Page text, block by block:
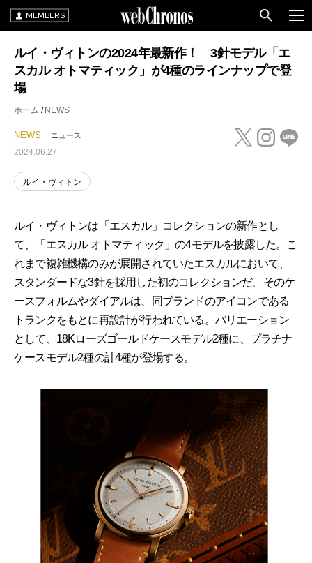
MEMBERS
ルイ・ヴィトンの2024年最新作！ 3針モデル「エ
スカル オトマティック」が4種のラインナップで登
場
ホーム NEWS
NEWS ニュース
2024.06.27
ルイ・ヴィトン
ルイ・ヴィトンは「エスカル」コレクションの新作とし
て、「エスカル オトマティック」の4モデルを披露した。こ
れまで複雑機構のみが展開されていたエスカルにおいて、
スタンダードな3針を採用した初のコレクションだ。そのケ
ースフォルムやダイアルは、同ブランドのアイコンである
トランクをもとに再設計が行われている。バリエーション
として、18Kローズゴールドケースモデル2種に、プラチナ
ケースモデル2種の計4種が登場する。